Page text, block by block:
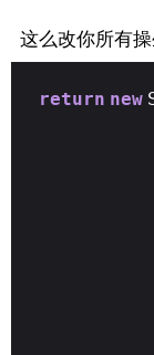
这么改你所有
return new